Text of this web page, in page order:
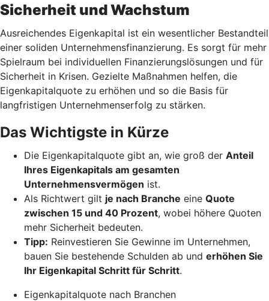
Sicherheit und Wachstum
Ausreichendes Eigenkapital ist ein wesentlicher Bestandteil
einer soliden Unternehmensfinanzierung. Es sorgt für mehr
Spielraum bei individuellen Finanzierungslösungen und für
Sicherheit in Krisen. Gezielte Maßnahmen helfen, die
Eigenkapitalquote zu erhöhen und so die Basis für
langfristigen Unternehmenserfolg zu stärken.
Das Wichtigste in Kürze
Die Eigenkapitalquote gibt an, wie groß der Anteil
Ihres Eigenkapitals am gesamten
Unternehmensvermögen ist.
Als Richtwert gilt je nach Branche eine Quote
zwischen 15 und 40 Prozent, wobei höhere Quoten
mehr Sicherheit bedeuten.
Tipp: Reinvestieren Sie Gewinne im Unternehmen,
bauen Sie bestehende Schulden ab und erhöhen Sie
Ihr Eigenkapital Schritt für Schritt.
Eigenkapitalquote nach Branchen